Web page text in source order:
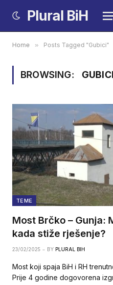
Plural BiH
Home » Posts Tagged "Gubici"
BROWSING: GUBICI
TEME
Most Brčko – Gunja:
kada stiže rješenje?
23/02/2025 BY PLURAL BIH
Most koji spaja BiH i RH
Prije 4 godine dogovorena